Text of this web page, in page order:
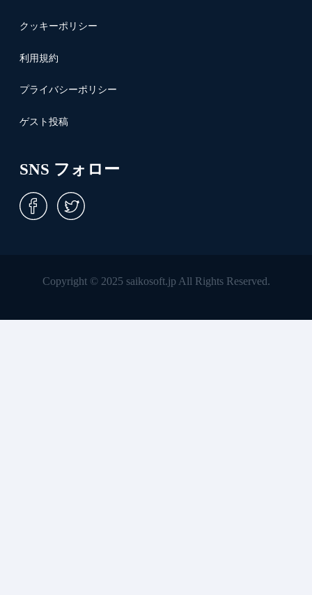
クッキーポリシー
利用規約
プライバシーポリシー
ゲスト投稿
SNS フォロー
Copyright © 2025 saikosoft.jp All Rights Reserved.